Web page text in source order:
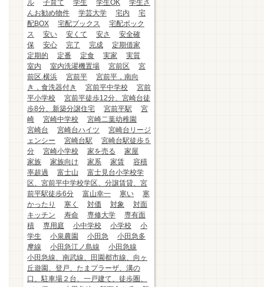
ル
子育て 学生 学生OK
学生さ
んお勧め物件
学芸大学 宅内
宅
配BOX
宅配ブックス
宅配ボック
ス
安い 安くて 安さ
安全確
保
安心 完了 完成
定期借家
定期的
定番 定食 実家
実質
室内
室内洗濯機置場 宮前区
宮
前区.横浜
宮前平
宮前平，南向
き，食洗器付き
宮前平中学校
宮前
平小学校
宮前平徒歩12分、宮崎台徒
歩8分、新築分譲住宅
宮前平駅
宮
崎
宮崎中学校
宮崎二葉幼稚園
宮崎台
宮崎台ハイツ
宮崎台リージ
ェンシー
宮崎台駅
宮崎台駅徒歩５
分
宮崎小学校 家を売る
家屋
家族
家族向け 家系 家賃
容積
率超過
富士山
富士見台小学校学
区、宮前平中学校学区、分譲賃貸、宮
前平駅徒歩6分
富山幸一 寒い
寒
かったり
寒く 対価 対象
対面
キッチン
寿命 専修大学
専有面
積
専用庭 小中学校 小学校
小
学生
小泉農園 小田急
小田急多
摩線
小田急江ノ島線
小田急線
小田急線、南武線、田園都市線、向ヶ
丘遊園、登戸、たまプラーザ、溝の
口、駐車場２台、一戸建て、徒歩圏、